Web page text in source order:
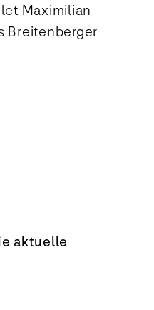
Maximilian
Breitenberger
aktuelle